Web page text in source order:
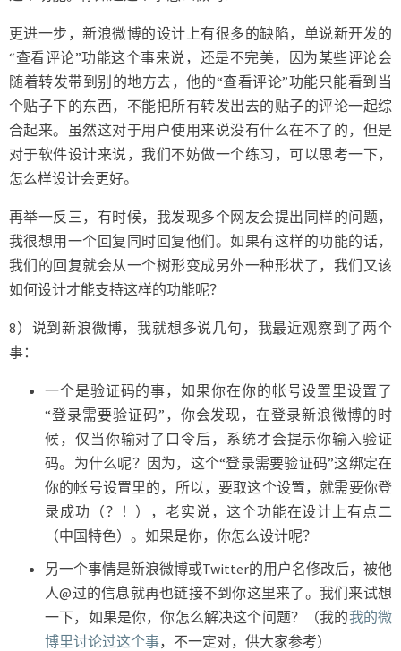
更进一步，新浪微博的设计上有很多的缺陷，单说新开发的
“查看评论”功能这个事来说，还是不完美，因为某些评论会
随着转发带到别的地方去，他的“查看评论”功能只能看到当
个贴子下的东西，不能把所有转发出去的贴子的评论一起综
合起来。虽然这对于用户使用来说没有什么在不了的，但是
对于软件设计来说，我们不妨做一个练习，可以思考一下，
怎么样设计会更好。
再举一反三，有时候，我发现多个网友会提出同样的问题，
我很想用一个回复同时回复他们。如果有这样的功能的话，
我们的回复就会从一个树形变成另外一种形状了，我们又该
如何设计才能支持这样的功能呢？
8）说到新浪微博，我就想多说几句，我最近观察到了两个
事：
一个是验证码的事，如果你在你的帐号设置里设置了
“登录需要验证码”，你会发现，在登录新浪微博的时
候，仅当你输对了口令后，系统才会提示你输入验证
码。为什么呢？因为，这个“登录需要验证码”这绑定在
你的帐号设置里的，所以，要取这个设置，就需要你登
录成功（？！），老实说，这个功能在设计上有点二
（中国特色）。如果是你，你怎么设计呢？
另一个事情是新浪微博或Twitter的用户名修改后，被他
人@过的信息就再也链接不到你这里来了。我们来试想
一下，如果是你，你怎么解决这个问题？（我的我的微
博里讨论过这个事，不一定对，供大家参考）